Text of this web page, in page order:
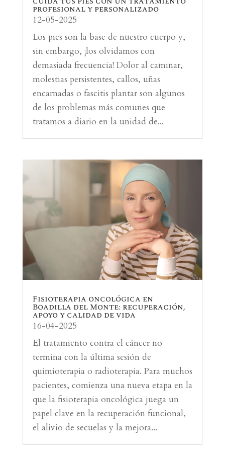
profesional y personalizado
12-05-2025
Los pies son la base de nuestro cuerpo y,
sin embargo, ¡los olvidamos con
demasiada frecuencia! Dolor al caminar,
molestias persistentes, callos, uñas
encarnadas o fascitis plantar son algunos
de los problemas más comunes que
tratamos a diario en la unidad de...
Fisioterapia oncológica en
Boadilla del Monte: recuperación,
apoyo y calidad de vida
16-04-2025
El tratamiento contra el cáncer no
termina con la última sesión de
quimioterapia o radioterapia. Para muchos
pacientes, comienza una nueva etapa en la
que la fisioterapia oncológica juega un
papel clave en la recuperación funcional,
el alivio de secuelas y la mejora...